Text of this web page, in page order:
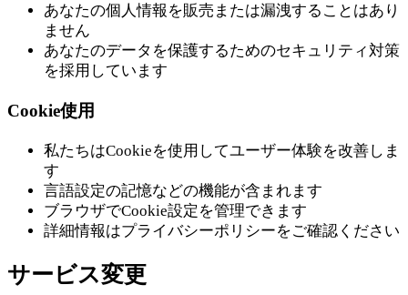
あなたの個人情報を販売または漏洩することはあり
ません
あなたのデータを保護するためのセキュリティ対策
を採用しています
Cookie使用
私たちはCookieを使用してユーザー体験を改善しま
す
言語設定の記憶などの機能が含まれます
ブラウザでCookie設定を管理できます
詳細情報はプライバシーポリシーをご確認ください
サービス変更